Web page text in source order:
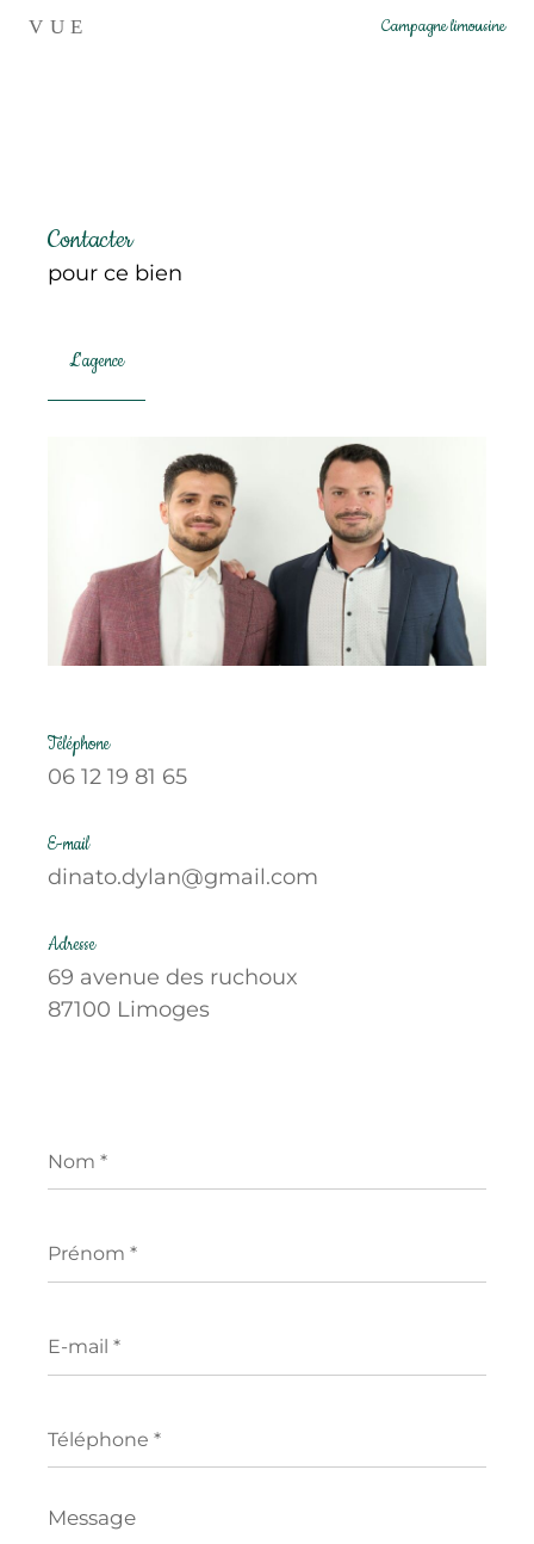
VUE Campagne limousine
Contacter
pour ce bien
L'agence
Téléphone
06 12 19 81 65
E-mail
dinato.dylan@gmail.com
Adresse
69 avenue des ruchoux
87100 Limoges
*
*
mail
*
Message
*